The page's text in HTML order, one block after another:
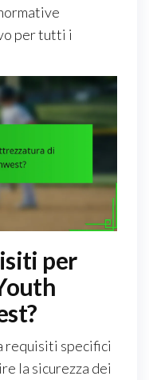
per tutti i
per
requisiti specifici
la sicurezza dei